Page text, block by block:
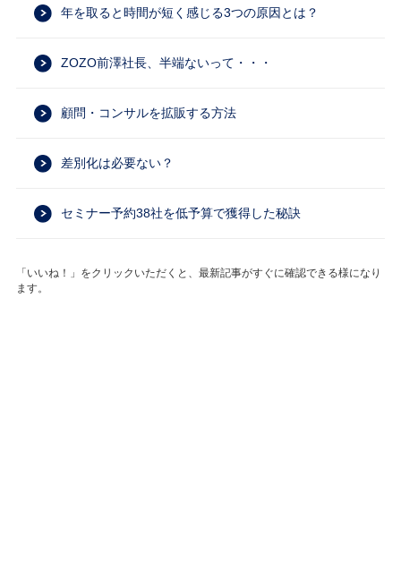
年を取ると時間が短く感じる3つの原因とは？
ZOZO前澤社長、半端ないって・・・
顧問・コンサルを拡販する方法
差別化は必要ない？
セミナー予約38社を低予算で獲得した秘訣
「いいね！」をクリックいただくと、最新記事がすぐに確認できる様になり
ます。